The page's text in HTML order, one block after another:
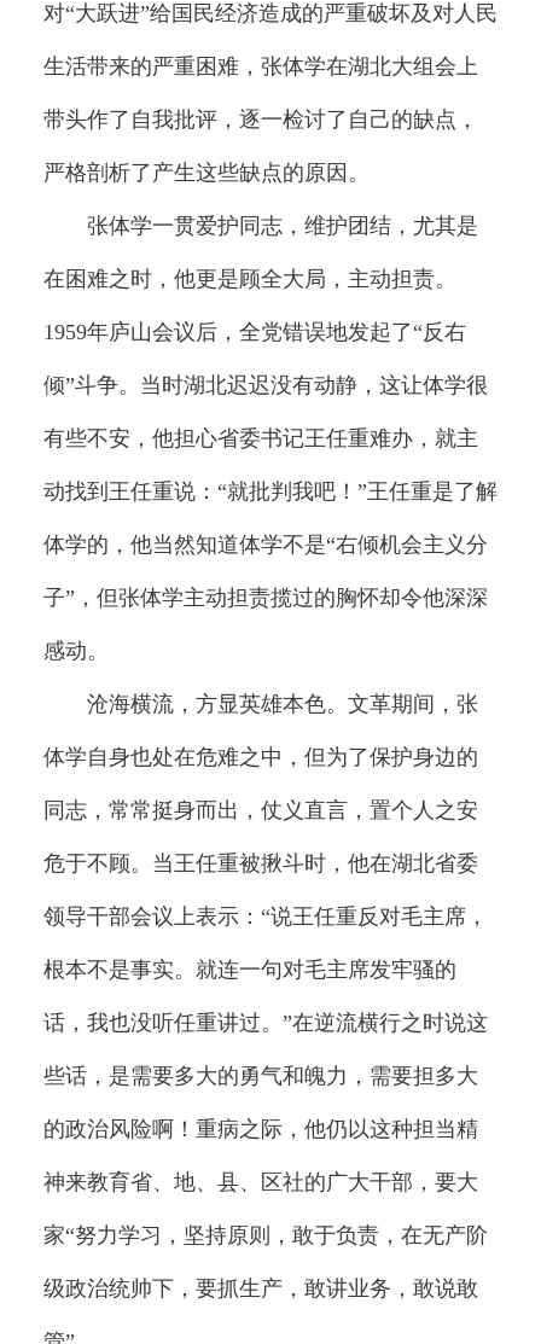
对“大跃进”给国民经济造成的严重破坏及对人民
生活带来的严重困难，张体学在湖北大组会上
带头作了自我批评，逐一检讨了自己的缺点，
严格剖析了产生这些缺点的原因。
张体学一贯爱护同志，维护团结，尤其是
在困难之时，他更是顾全大局，主动担责。
1959年庐山会议后，全党错误地发起了“反右
倾”斗争。当时湖北迟迟没有动静，这让体学很
有些不安，他担心省委书记王任重难办，就主
动找到王任重说：“就批判我吧！”王任重是了解
体学的，他当然知道体学不是“右倾机会主义分
子”，但张体学主动担责揽过的胸怀却令他深深
感动。
沧海横流，方显英雄本色。文革期间，张
体学自身也处在危难之中，但为了保护身边的
同志，常常挺身而出，仗义直言，置个人之安
危于不顾。当王任重被揪斗时，他在湖北省委
领导干部会议上表示：“说王任重反对毛主席，
根本不是事实。就连一句对毛主席发牢骚的
话，我也没听任重讲过。”在逆流横行之时说这
些话，是需要多大的勇气和魄力，需要担多大
的政治风险啊！重病之际，他仍以这种担当精
神来教育省、地、县、区社的广大干部，要大
家“努力学习，坚持原则，敢于负责，在无产阶
级政治统帅下，要抓生产，敢讲业务，敢说敢